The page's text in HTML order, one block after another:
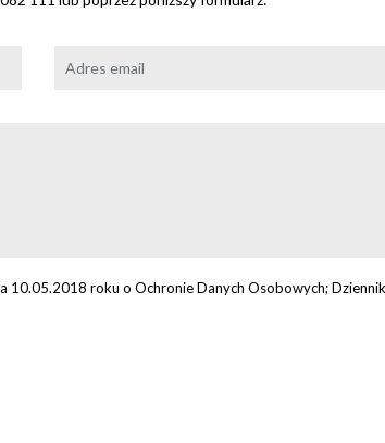
10.05.2018 roku o Ochronie Danych Osobowych;